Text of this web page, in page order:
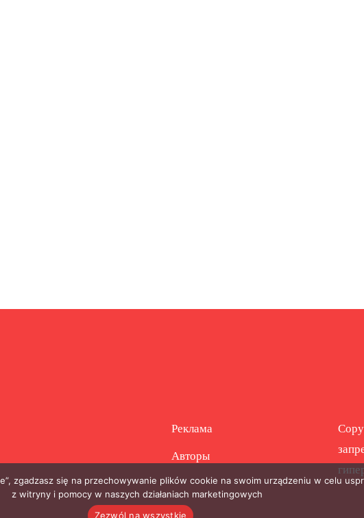
Реклама
Авторы
zgadzasz się na przechowywanie plików cookie na swoim urządzeniu w celu
z witryny i pomocy w naszych działaniach marketingowych
Zezwól na wszystkie